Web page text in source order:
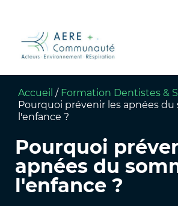
Accueil / Formation Dentistes &
Pourquoi prévenir les apnées
l'enfance ?
Pourquoi
apnées du
l'enfance ?